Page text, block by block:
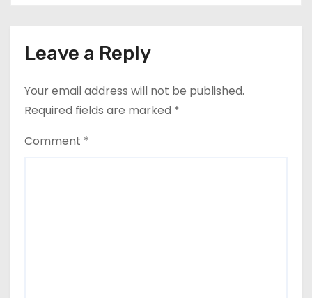
Leave a Reply
Your email address will not be published.
Required fields are marked *
Comment *